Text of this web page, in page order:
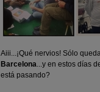
Aiii...¡Qué nervios! Sólo
Barcelona...y en estos días
está pasando?